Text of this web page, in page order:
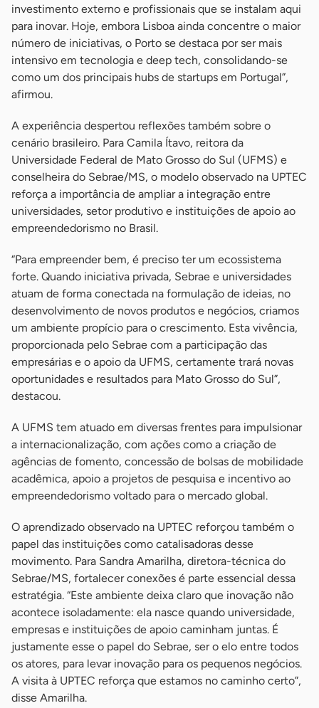
investimento externo e profissionais que se instalam aqui
para inovar. Hoje, embora Lisboa ainda concentre o maior
número de iniciativas, o Porto se destaca por ser mais
intensivo em tecnologia e deep tech, consolidando-se
como um dos principais hubs de startups em Portugal”,
afirmou.
A experiência despertou reflexões também sobre o
cenário brasileiro. Para Camila Ítavo, reitora da
Universidade Federal de Mato Grosso do Sul (UFMS) e
conselheira do Sebrae/MS, o modelo observado na UPTEC
reforça a importância de ampliar a integração entre
universidades, setor produtivo e instituições de apoio ao
empreendedorismo no Brasil.
“Para empreender bem, é preciso ter um ecossistema
forte. Quando iniciativa privada, Sebrae e universidades
atuam de forma conectada na formulação de ideias, no
desenvolvimento de novos produtos e negócios, criamos
um ambiente propício para o crescimento. Esta vivência,
proporcionada pelo Sebrae com a participação das
empresárias e o apoio da UFMS, certamente trará novas
oportunidades e resultados para Mato Grosso do Sul”,
destacou.
A UFMS tem atuado em diversas frentes para impulsionar
a internacionalização, com ações como a criação de
agências de fomento, concessão de bolsas de mobilidade
acadêmica, apoio a projetos de pesquisa e incentivo ao
empreendedorismo voltado para o mercado global.
O aprendizado observado na UPTEC reforçou também o
papel das instituições como catalisadoras desse
movimento. Para Sandra Amarilha, diretora-técnica do
Sebrae/MS, fortalecer conexões é parte essencial dessa
estratégia. “Este ambiente deixa claro que inovação não
acontece isoladamente: ela nasce quando universidade,
empresas e instituições de apoio caminham juntas. É
justamente esse o papel do Sebrae, ser o elo entre todos
os atores, para levar inovação para os pequenos negócios.
A visita à UPTEC reforça que estamos no caminho certo”,
disse Amarilha.